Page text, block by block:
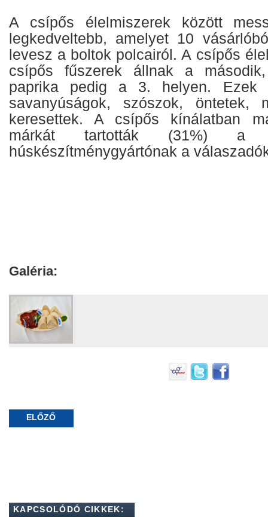
A csípős élelmiszerek között
legkedveltebb, amelyet 10
levesz a boltok polcairól. A csípős
csípős fűszerek állnak a
paprika pedig a 3. helyen. Ezek
savanyúságok, szószok, öntetek,
keresettek. A csípős kínálatban
márkát tartották (31%) a
húskészítménygyártónak a
Galéria:
ELŐZŐ
KAPCSOLÓDÓ CIKKEK: